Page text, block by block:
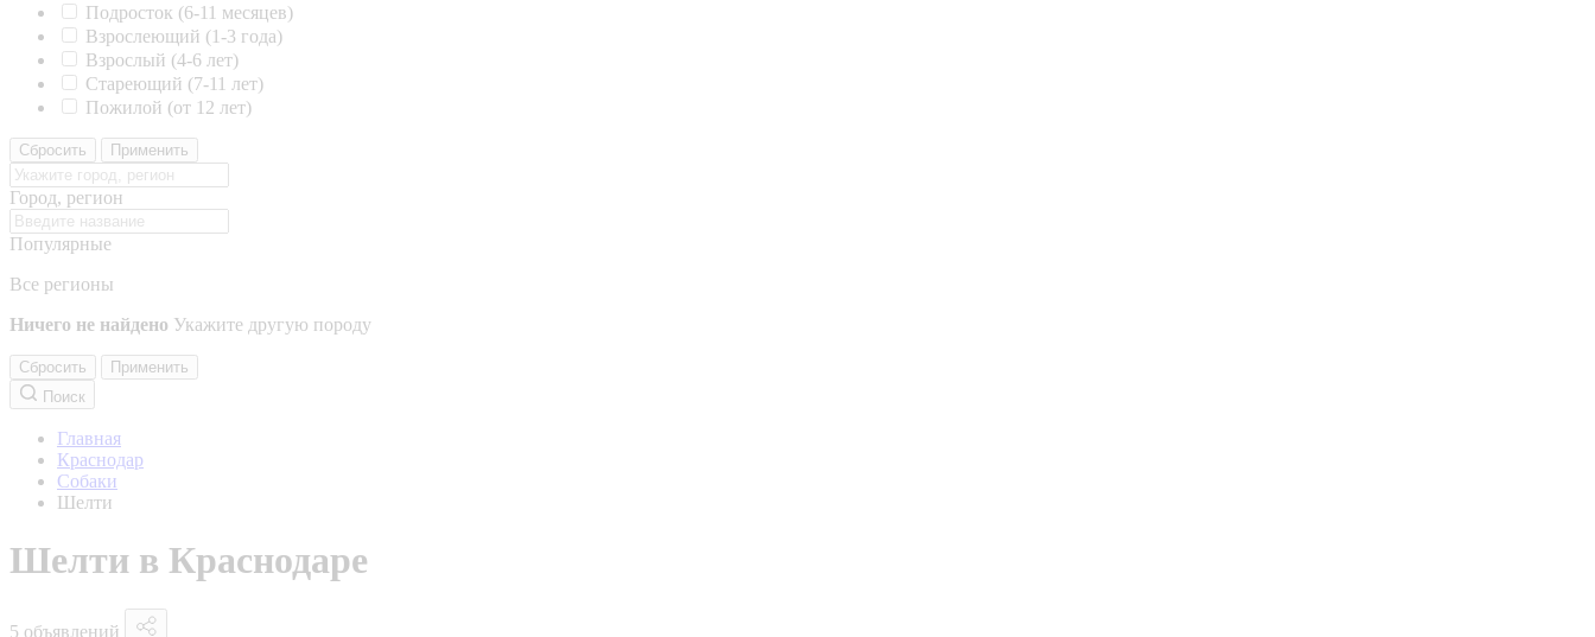
Подросток (6-11 месяцев)
Взрослеющий (1-3 года)
Взрослый (4-6 лет)
Стареющий (7-11 лет)
Пожилой (от 12 лет)
Сбросить Применить
Город, регион
Популярные
Все регионы
Ничего не найдено Укажите другую породу
Сбросить
Применить
Поиск
Главная
Краснодар
Собаки
Шелти
Шелти в Краснодаре
5 объявлений